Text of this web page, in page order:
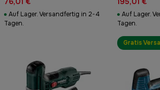
Auf Lager. Versandfertig in 2-4
Tagen.
Auf Lager.
Tagen.
Gratis